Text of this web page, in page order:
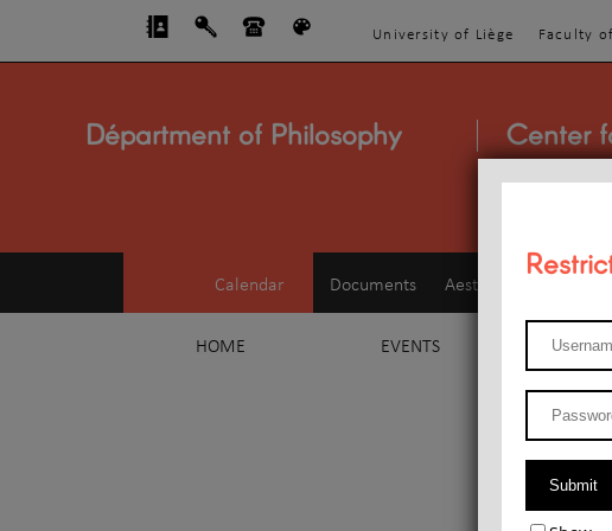
University of Liège Faculty
Départment of Philosophy Center
Calendar Documents Aesthetics
HOME EVENTS